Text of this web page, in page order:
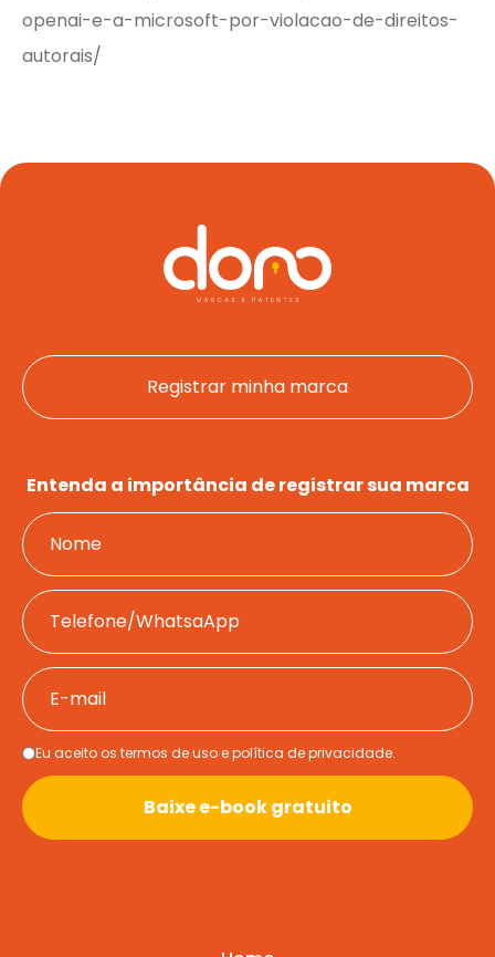
Fale
openai-e-a-microsoft-por-violacao-de-direitos-
autorais/
Registrar minha marca
Entenda a importância de registrar sua marca
Eu aceito os termos de uso e política de privacidade.
Baixe e-book gratuito